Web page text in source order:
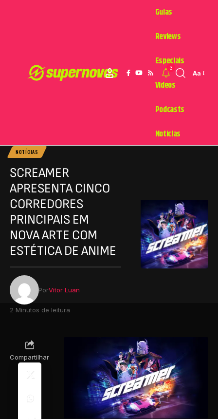
Guias
Reviews
Especiais
Videos
Podcasts
Notícias
3
Aa
NOTÍCIAS
SCREAMER
APRESENTA CINCO
CORREDORES
PRINCIPAIS EM
NOVA ARTE COM
ESTÉTICA DE ANIME
PorVitor Luan
2 Minutos de leitura
Compartilhar